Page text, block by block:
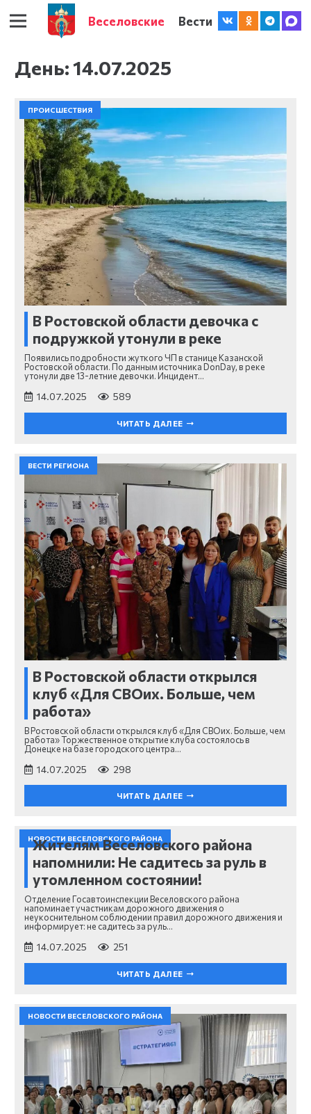
Веселовские Вести
День:14.07.2025
ПРОИСШЕСТВИЯ
В Ростовской области девочка с
подружкой утонули в реке
Появились подробности жуткого ЧП в станице Казанской
Ростовской области. По данным источника DonDay, в реке
утонули две 13-летние девочки. Инцидент…
14.07.2025 589
ЧИТАТЬ ДАЛЕЕ
ВЕСТИ РЕГИОНА
В Ростовской области открылся
клуб «Для СВОих. Больше, чем
работа»
В Ростовской области открылся клуб «Для СВОих. Больше, чем
работа» Торжественное открытие клуба состоялось в
Донецке на базе городского центра…
14.07.2025 298
ЧИТАТЬ ДАЛЕЕ
НОВОСТИ ВЕСЕЛОВСКОГО РАЙОНА
Жителям Веселовского района
напомнили: Не садитесь за руль в
утомленном состоянии!
Отделение Госавтоинспекции Веселовского района
напоминает участникам дорожного движения о
неукоснительном соблюдении правил дорожного движения и
информирует: не садитесь за руль…
14.07.2025 251
ЧИТАТЬ ДАЛЕЕ
НОВОСТИ ВЕСЕЛОВСКОГО РАЙОНА